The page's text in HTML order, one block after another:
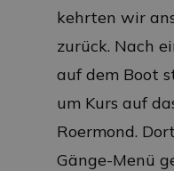
kehrten wir
zurück. Nach
auf dem Boot
um Kurs auf
Roermond.
Gänge-Menü